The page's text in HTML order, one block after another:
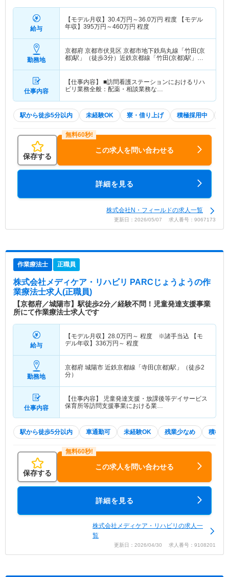
給与
【モデル月収】 30.4万円～36.0万円 程度 【モデル
年収】 395万円～460万円 程度
勤務地
京都府 京都市伏見区 京都市地下鉄烏丸線「竹田(京
都)駅」（徒歩3分）近鉄京都線「竹田(京都)駅」
仕事内容
【仕事内容】 ■訪問看護ステーションにおけるリハ
ビリ業務全般：配薬・相談業務な…
駅から徒歩5分以内 未経験OK 寮・借り上げ 積極採用中
保存する
この求人を問い合わせる
詳細を見る
株式会社N・フィールドの求人一覧
更新日：2026/05/07 求人番号：9067173
作業療法士 正職員
株式会社メディケア・リハビリ PARCじょうようの作
業療法士求人(正職員)
【京都府／城陽市】駅徒歩2分／経験不問！児童発達支援事業
所にて作業療法士求人です
給与
【モデル月収】 28.0万円～ 程度 ※諸手当込 【モ
デル年収】 336万円～ 程度
勤務地
京都府 城陽市 近鉄京都線「寺田(京都)駅」（徒歩2
分）
仕事内容
【仕事内容】 児童発達支援・放課後等デイサービス
保育所等訪問支援事業における業…
駅から徒歩5分以内 車通勤可 未経験OK 残業少なめ 積極採
保存する
この求人を問い合わせる
詳細を見る
株式会社メディケア・リハビリの求人一
覧
更新日：2026/04/30 求人番号：9108201